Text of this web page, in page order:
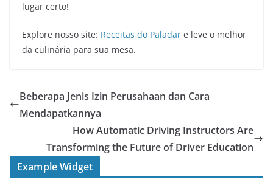
lugar certo!
Explore nosso site: Receitas do Paladar e leve o melhor
da culinária para sua mesa.
Beberapa Jenis Izin Perusahaan dan Cara
Mendapatkannya
How Automatic Driving Instructors Are
Transforming the Future of Driver Education
Example Widget